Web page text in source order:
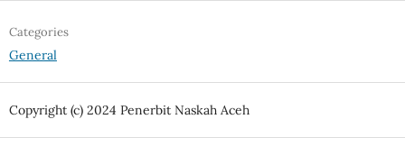
Categories
General
Copyright (c) 2024 Penerbit Naskah Aceh